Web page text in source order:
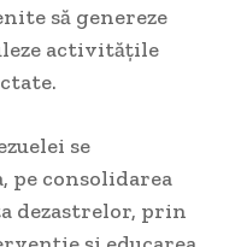
să genereze
activitățile
se
pe consolidarea
dezastrelor, prin